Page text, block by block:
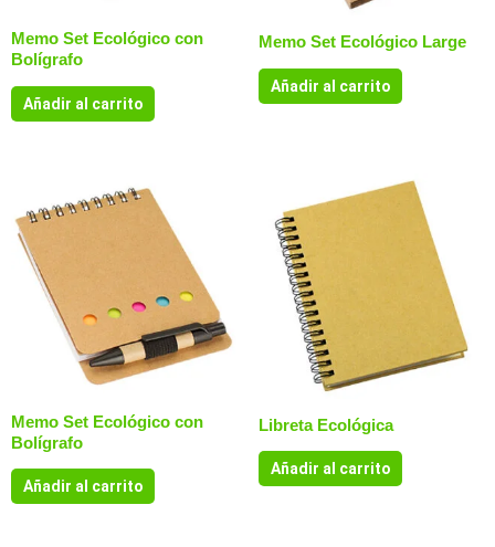
Memo Set Ecológico con
Bolígrafo
Añadir al carrito
Memo Set Ecológico Large
Añadir al carrito
Memo Set Ecológico con
Bolígrafo
Añadir al carrito
Libreta Ecológica
Añadir al carrito